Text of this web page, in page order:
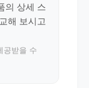
의 상세 스
해 보시고
공받을 수